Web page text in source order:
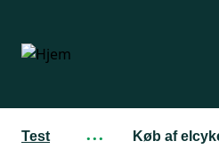
hovedindhold
Test ··· Køb af